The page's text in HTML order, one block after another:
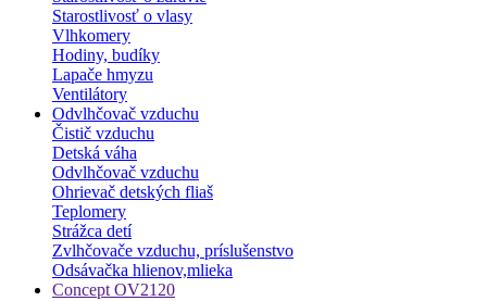
Starostlivosť o vlasy
Vlhkomery
Hodiny, budíky
Lapače hmyzu
Ventilátory
Odvlhčovač vzduchu
Čistič vzduchu
Detská váha
Odvlhčovač vzduchu
Ohrievač detských fliaš
Teplomery
Strážca detí
Zvlhčovače vzduchu, príslušenstvo
Odsávačka hlienov,mlieka
Concept OV2120